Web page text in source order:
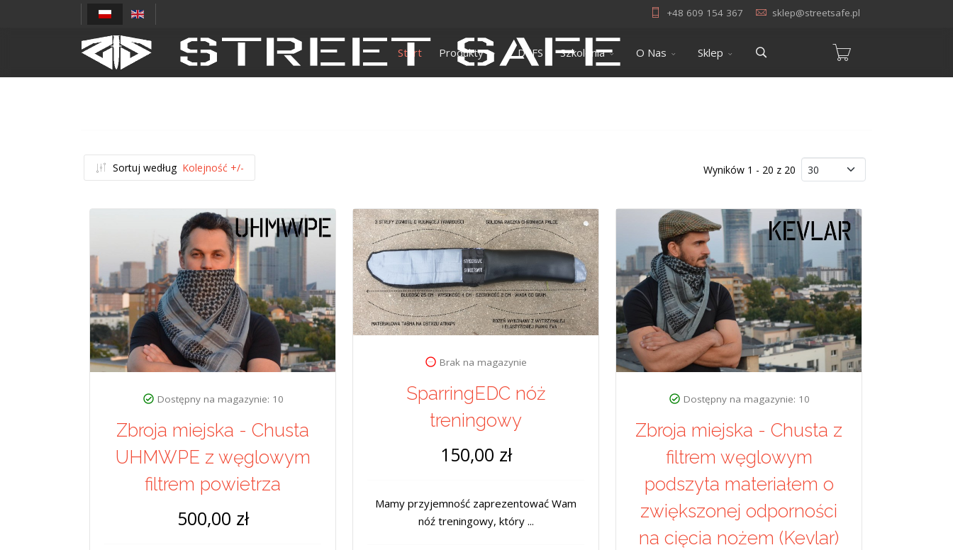
+48 609 154 367 sklep@streetsafe.pl
Start Produkty DEFS Szkolenia O Nas Sklep
Sortuj według Kolejność +/- Wyników 1 - 20 z 20
Dostępny na magazynie: 10
Zbroja miejska - Chusta
UHMWPE z węglowym
filtrem powietrza
500,00 zł
Brak na magazynie
SparringEDC nóż
treningowy
150,00 zł
Mamy przyjemność zaprezentować Wam
nóź treningowy, który ...
Dostępny na magazynie: 10
Zbroja miejska - Chusta z
filtrem węglowym
podszyta materiałem o
zwiększonej odporności
na cięcia nożem (Kevlar)